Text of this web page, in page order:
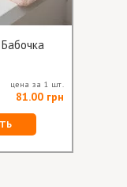
цена за 1 шт.
81.00 грн